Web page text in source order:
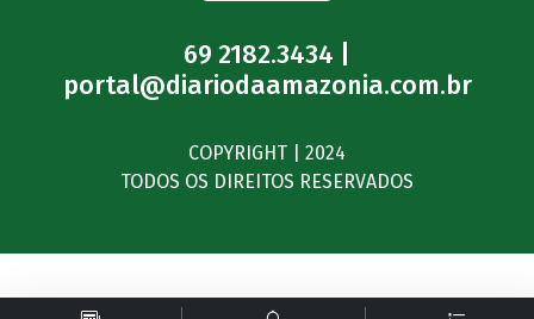
69 2182.3434 |
portal@diariodaamazonia.com.br
COPYRIGHT | 2024
TODOS OS DIREITOS RESERVADOS